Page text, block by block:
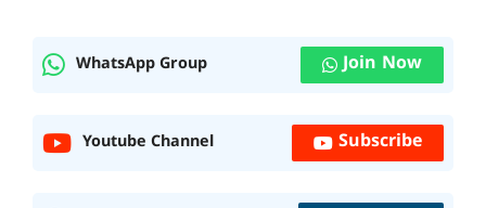
WhatsApp Group Join Now
Youtube Channel Subscribe